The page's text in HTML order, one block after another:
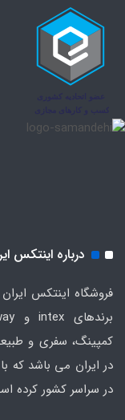
درباره اینتکس
فروشگاه اینتکس
کمپینگ، سفری و
در ایران می باشد که
در سراسر کشور کرده